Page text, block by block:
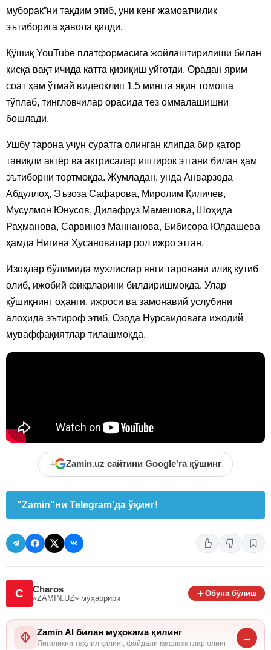
муборак”ни тақдим этиб, уни кенг жамоатчилик
эътиборига ҳавола қилди.
Қўшиқ YouTube платформасига жойлаштирилиши билан
қисқа вақт ичида катта қизиқиш уйғотди. Орадан ярим
соат ҳам ўтмай видеоклип 1,5 мингга яқин томоша
тўплаб, тингловчилар орасида тез оммалашишни
бошлади.
Ушбу тарона учун суратга олинган клипда бир қатор
таниқли актёр ва актрисалар иштирок этгани билан ҳам
эътиборни тортмоқда. Жумладан, унда Анварзода
Абдуллоҳ, Эъзоза Сафарова, Миролим Қиличев,
Мусулмон Юнусов, Дилафруз Мамешова, Шоҳида
Раҳманова, Сарвиноз Маннанова, Бибисора Юлдашева
ҳамда Нигина Ҳусановалар рол ижро этган.
Изоҳлар бўлимида мухлислар янги таронани илиқ кутиб
олиб, ижобий фикрларини билдиришмоқда. Улар
қўшиқнинг оҳанги, ижроси ва замонавий услубини
алоҳида эътироф этиб, Озода Нурсаидовага ижодий
муваффақиятлар тилашмоқда.
+ Zamin.uz сайтини Google'га қўшинг
"Zamin"ни Telegram'да ўқинг!
C Charos
«ZAMIN.UZ» муҳаррири
Обуна бўлиш
Zamin AI билан муҳокама қилинг
Янгиликни таҳлил қилинг, фойдали маслаҳатлар олинг
→